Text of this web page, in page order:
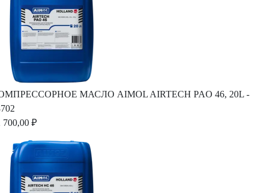
МАСЛО AIMOL AIRTECH PAO 46, 20L -
700,00 ₽